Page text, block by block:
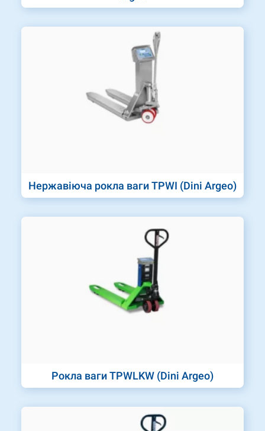
Нержавіюча рокла ваги TPWI (Dini Argeo)
Рокла ваги TPWLKW (Dini Argeo)